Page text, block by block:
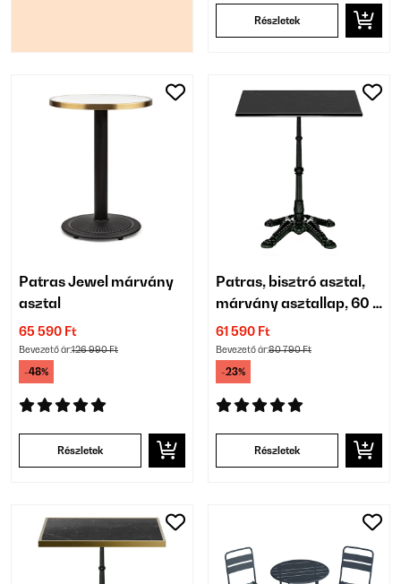
Részletek
Patras Jewel márvány
asztal
65 590 Ft
Bevezető ár:126 990 Ft
-48%
Részletek
Patras, bisztró asztal,
márvány asztallap, 60 x
60 cm, öntöttvas
lábazat
61 590 Ft
Bevezető ár:80 790 Ft
-23%
Részletek